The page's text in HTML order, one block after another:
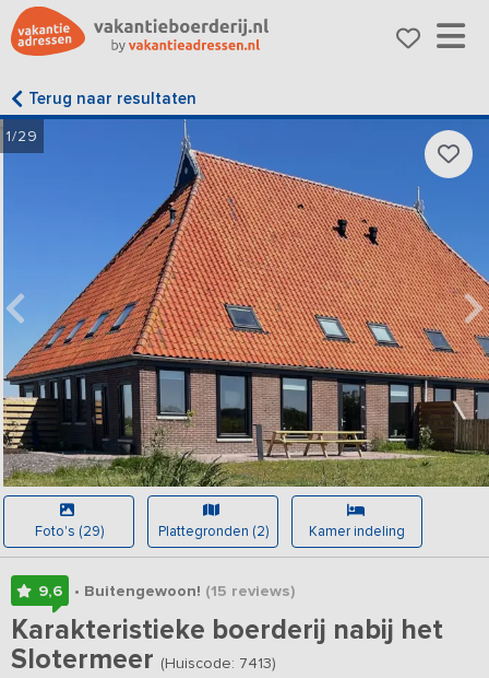
Terug naar resultaten
1/29
Foto's (29) Plattegronden (2) Kamer indeling
9,6 • Buitengewoon! (15 reviews)
Karakteristieke boerderij nabij het
Slotermeer (Huiscode: 7413)